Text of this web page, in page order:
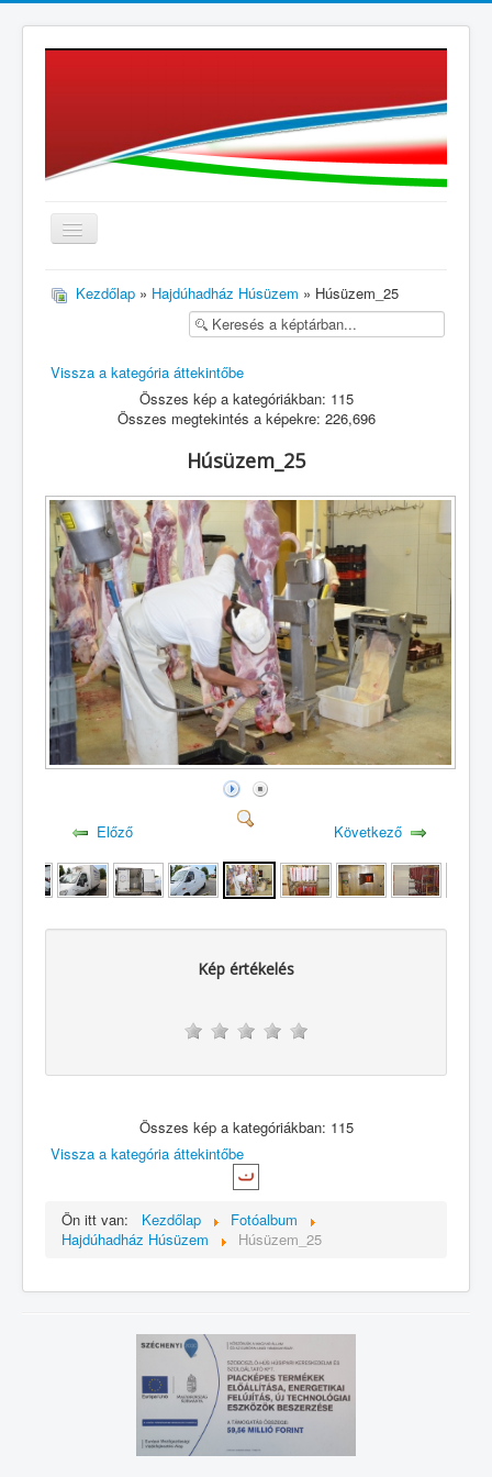
Kezdőlap » Hajdúhadház Húsüzem » Húsüzem_25
Vissza a kategória áttekintőbe
Összes kép a kategóriákban: 115
Összes megtekintés a képekre: 226,696
Húsüzem_25
Előző Következő
Kép értékelés
Összes kép a kategóriákban: 115
Vissza a kategória áttekintőbe
Ön itt van: Kezdőlap
Fotóalbum
Hajdúhadház Húsüzem
Húsüzem_25